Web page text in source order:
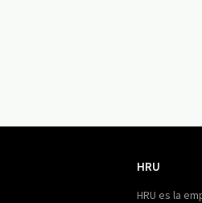
HRU
HRU es la